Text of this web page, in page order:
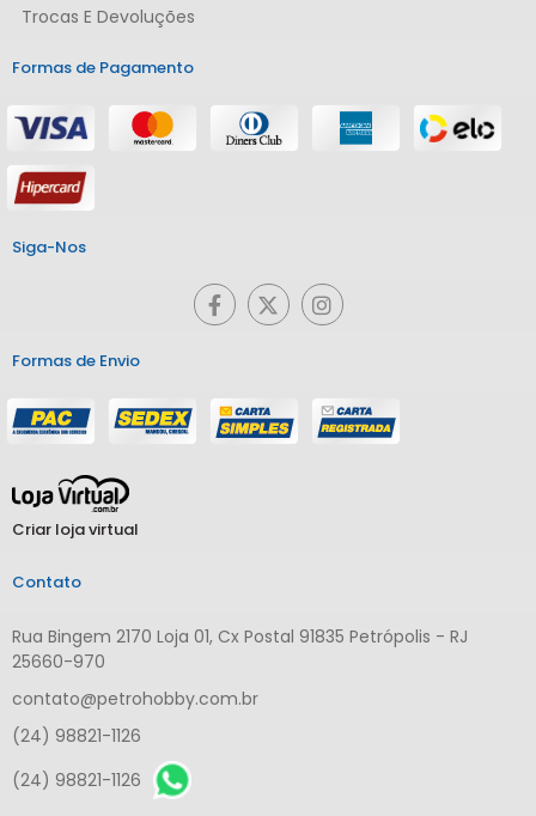
Trocas E Devoluções
Formas de Pagamento
Siga-Nos
Formas de Envio
Criar loja virtual
Contato
Rua Bingem 2170 Loja 01, Cx Postal 91835 Petrópolis - RJ
25660-970
contato@petrohobby.com.br
(24) 98821-1126
(24) 98821-1126